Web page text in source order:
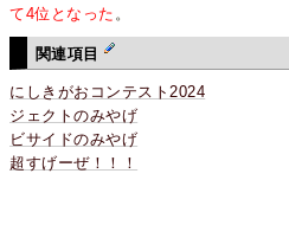
て4位となった 。
関連項目
にしきがおコンテスト2024
ジェクトのみやげ
ビサイドのみやげ
超すげーぜ！！！